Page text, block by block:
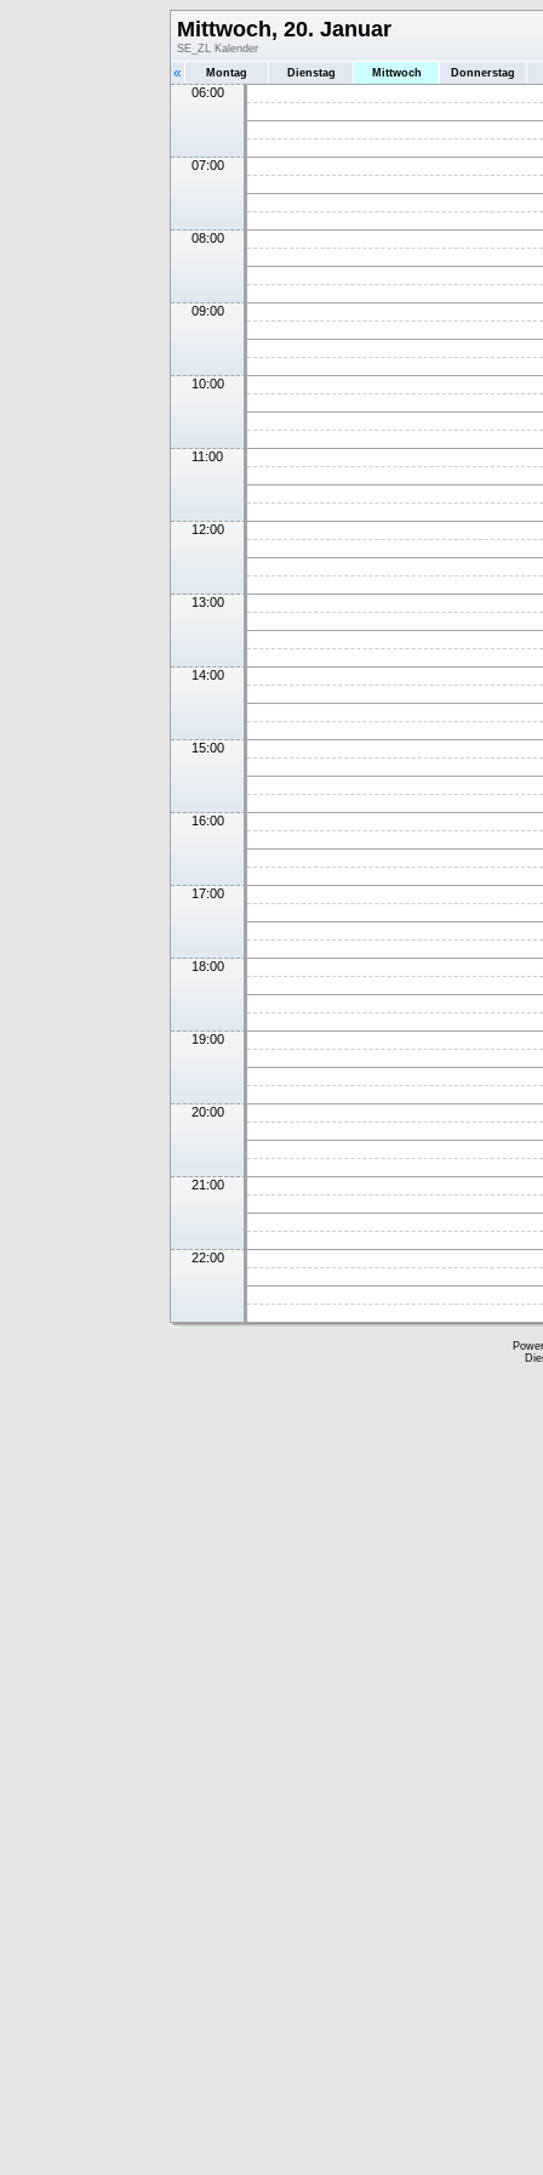
Mittwoch, 20. Januar
SE_ZL Kalender
« Montag Dienstag Mittwoch Donnerstag
06:00
07:00
08:00
09:00
10:00
11:00
12:00
13:00
14:00
15:00
16:00
17:00
18:00
19:00
20:00
21:00
22:00